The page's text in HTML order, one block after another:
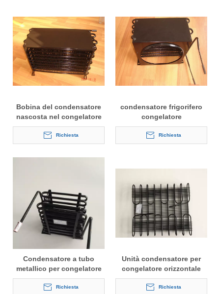
Bobina del condensatore
nascosta nel congelatore
Richiesta
condensatore frigorifero
congelatore
Richiesta
Condensatore a tubo
metallico per congelatore
Richiesta
Unità condensatore per
congelatore orizzontale
Richiesta